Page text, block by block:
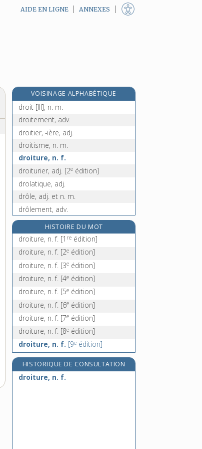
AIDE EN LIGNE ANNEXES
VOISINAGE ALPHABÉTIQUE
droit, droite [II], adj. et n.
droit [III], n. m.
droitement, adv.
droitier, -ière, adj.
droitisme, n. m.
droiture, n. f.
droiturier, adj. [2e édition]
drolatique, adj.
drôle, adj. et n. m.
drôlement, adv.
drôlerie, n. f.
drôlesse, n. f.
drôlet, -ette, adj.
HISTOIRE DU MOT
droiture, n. f. [1 re édition]
droiture, n. f. [2e édition]
droiture, n. f. [3e édition]
droiture, n. f. [4e édition]
droiture, n. f. [5e édition]
droiture, n. f. [6e édition]
droiture, n. f. [7e édition]
droiture, n. f. [8e édition]
droiture, n. f. [9e édition]
HISTORIQUE DE CONSULTATION
droiture, n. f.